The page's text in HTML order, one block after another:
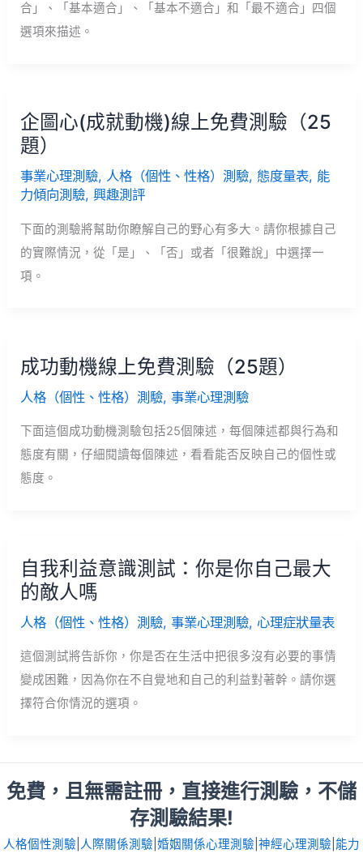
合」、「基本適合」、「基本不適合」和「最不適合」四個
選項來描述。
企圖心(成就動機)線上免費測驗（25
題）
事業心理測驗, 人格（個性、性格）測驗, 態度量表, 能
力傾向測驗,興趣測評
下面的測驗將幫助你瞭解自己的野心有多大。請你根據自己
的實際情況，從「是」、「否」或者「很難說」中選擇一
項。
成功動機線上免費測驗（25題）
人格（個性、性格）測驗,事業心理測驗
下面這個成功動機測驗包括25個陳述，每個陳述都與行為和
態度有關，仔細閱讀每個陳述，看看能否反映自己的個性或
態度。
自我利益意識測試：你是你自己最大
的敵人嗎
人格（個性、性格）測驗,事業心理測驗,心理症狀量表
這個測試將告訴你，你是否在生活中把很多沒有必要的事情
變成困難，因為你在不自覺地和自己的利益對著幹。請你選
擇符合你情況的選項。
免費，且無需註冊，直接進行測驗，不儲
存測驗結果!
人格個性測驗 人際關係測驗 婚姻關係心理測驗 神經心理測驗 能力